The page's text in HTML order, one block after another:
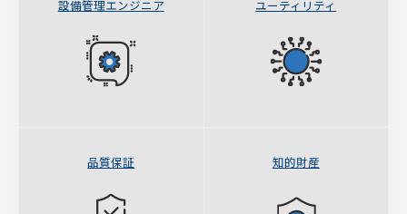
設備管理エンジニア ユーティリティ
品質保証 知的財産